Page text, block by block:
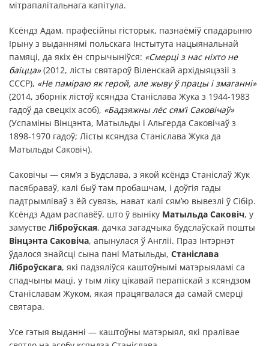
мітрапалітальнага капітула.
Ксёндз Адам, прафесійны гісторык, пазнаёміў спадарыню
Ірыну з выданнямі польскага Інстытута нацыянальнай
памяці, да якіх ён спрычыніўся: «Смерці з нас ніхто не
баіцца»(2012, лісты святароў Віленскай архідыяцэзіі з
СССР), «Не паміраю як герой, але жыву ў працы і змаганні»
(2014, зборнік лістоў ксяндза Станіслава Жука з 1944-1983
гадоў да свецкіх асоб), «Бадзяжны лёс сям’і Саковічаў»
(Успаміны Вінцэнта, Матыльды і Альгерда Саковічаў з
1898-1970 гадоў; Лісты ксяндза Станіслава Жука да
Матыльды Саковіч).
Саковічы — сям’я з Будслава, з якой ксёндз Станіслаў Жук
пасябраваў, калі быў там пробашчам, і доўгія гады
падтрымліваў з ёй сувязь, нават калі сям’ю вывезлі ў Сібір.
Ксёндз Адам распавёў, што ў выніку Матыльда Саковіч, у
замустве Ліброўская, дачка загадчыка будслаўскай пошты
Вінцэнта Саковіча, апынулася ў Англіі. Праз Інтэрнэт
ўдалося знайсці сына пані Матыльды, Станіслава
Ліброўскага, які падзяліўся каштоўнымі матэрыяламі са
спадчыны маці, у тым ліку цікавай перапіскай з ксяндзом
Станіславам Жуком, якая працягвалася да самай смерці
святара.
Усе гэтыя выданні — каштоўны матэрыял, які пралівае